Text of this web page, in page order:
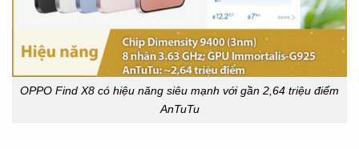
OPPO Find X8 có hiệu năng siêu mạnh với gần 2,64 triệu điểm
AnTuTu